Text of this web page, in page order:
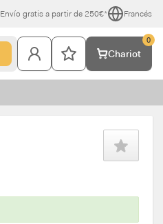
Envío gratis a partir de 250€* Francés
Chariot
0